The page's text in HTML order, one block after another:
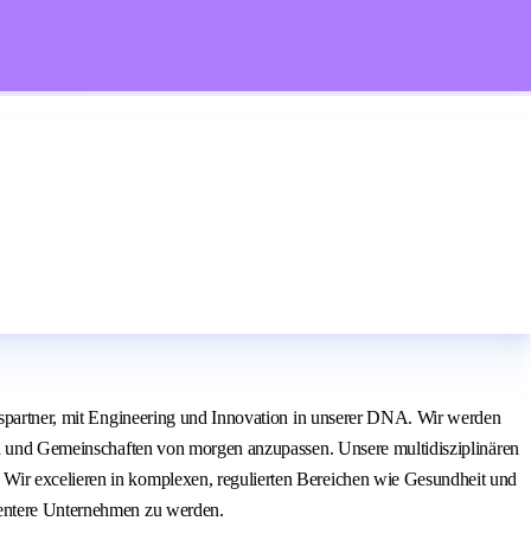
mit Engineering und Innovation in unserer DNA. Wir werden
Gemeinschaften von morgen anzupassen. Unsere multidisziplinären
excelieren in komplexen, regulierten Bereichen wie Gesundheit und
Unternehmen zu werden.